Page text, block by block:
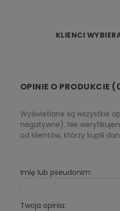
drzewa sandałowego i
mandarynka,
Nuta serca: frezja,
Nuta bazy:drzewo
korzeń irysa
KLIENCI
OPINIE O PRODUKCIE
Wyświetlane są wszystkie
negatywne). Nie
od klientów, którzy kupili
Imię lub pseudonim:
Twoja opinia: